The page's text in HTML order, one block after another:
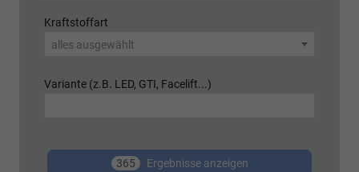
Kraftstoffart
alles ausgewählt
Variante (z.B. LED, GTI, Facelift...)
365 Ergebnisse anzeigen